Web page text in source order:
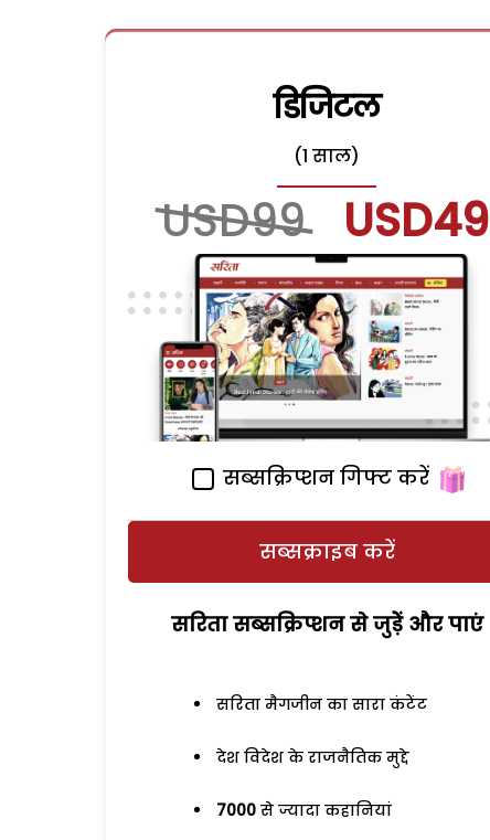
डिजिटल
(1 साल)
USD99 USD49
सब्सक्रिप्शन गिफ्ट करें
सब्सक्राइब करें
सरिता सब्सक्रिप्शन से जुड़ेें और पाएं
सरिता मैगजीन का सारा कंटेंट
देश विदेश के राजनैतिक मुद्दे
7000 से ज्यादा कहानियां